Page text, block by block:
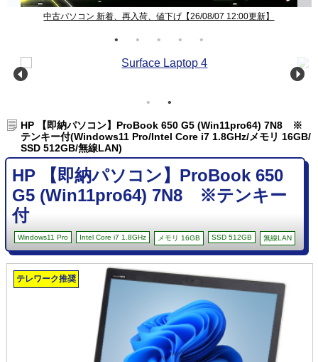
中古パソコン 新着、再入荷、値下げ【26/08/07 12:00更新】
HP 【即納パソコン】ProBook 650 G5 (Win11pro64) 7N8 ※
テンキー付(Windows11 Pro/Intel Core i7 1.8GHz/メモリ 16GB/
SSD 512GB/無線LAN)
HP 【即納パソコン】ProBook 650
G5 (Win11pro64) 7N8 ※テンキー
付
Windows11 Pro Intel Core i7 1.8GHz メモリ 16GB SSD 512GB 無線LAN
テレワーク推奨